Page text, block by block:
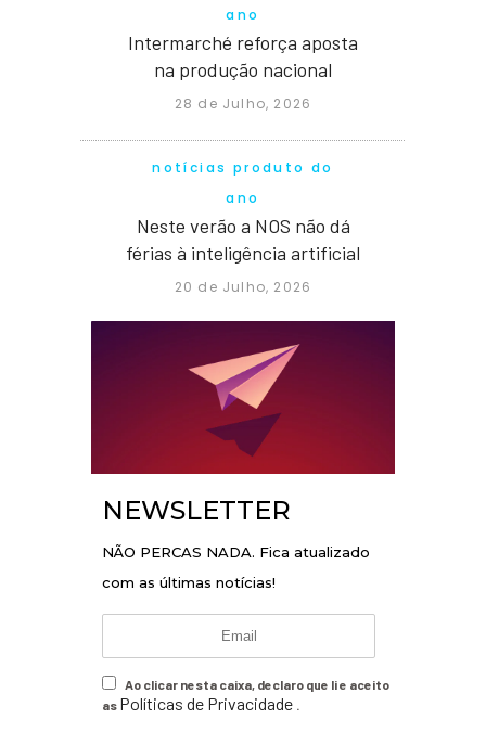
ano
Intermarché reforça aposta
na produção nacional
28 de Julho, 2026
notícias produto do
ano
Neste verão a NOS não dá
férias à inteligência artificial
20 de Julho, 2026
NEWSLETTER
NÃO PERCAS NADA. Fica atualizado
com as últimas notícias!
Ao clicar nesta caixa, declaro que li e aceito
as Políticas de Privacidade